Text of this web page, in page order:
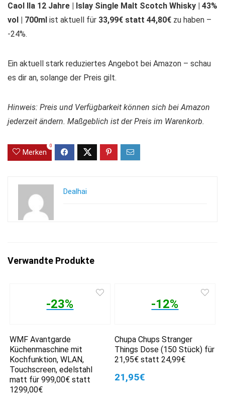
Caol Ila 12 Jahre | Islay Single Malt Scotch Whisky | 43%
vol | 700ml ist aktuell für 33,99€ statt 44,80€ zu haben –
-24%.
Ein aktuell stark reduziertes Angebot bei Amazon – schau
es dir an, solange der Preis gilt.
Hinweis: Preis und Verfügbarkeit können sich bei Amazon
jederzeit ändern. Maßgeblich ist der Preis im Warenkorb.
Merken
0
Dealhai
Verwandte Produkte
-23%
WMF Avantgarde
Küchenmaschine mit
Kochfunktion, WLAN,
Touchscreen, edelstahl
matt für 999,00€ statt
1299,00€
-12%
Chupa Chups Stranger
Things Dose (150 Stück) für
21,95€ statt 24,99€
21,95€